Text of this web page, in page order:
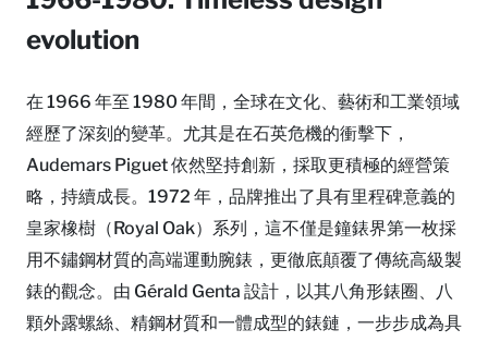
evolution
在 1966 年至 1980 年間，全球在文化、藝術和工業領域
經歷了深刻的變革。尤其是在石英危機的衝擊下，
Audemars Piguet 依然堅持創新，採取更積極的經營策
略，持續成長。1972 年，品牌推出了具有里程碑意義的
皇家橡樹（Royal Oak）系列，這不僅是鐘錶界第一枚採
用不鏽鋼材質的高端運動腕錶，更徹底顛覆了傳統高級製
錶的觀念。由 Gérald Genta 設計，以其八角形錶圈、八
顆外露螺絲、精鋼材質和一體成型的錶鏈，一步步成為具